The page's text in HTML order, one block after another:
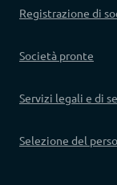
Registrazione di
Società pronte
Servizi legali e di
Selezione del